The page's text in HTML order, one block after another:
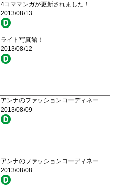
4コママンガが更新されました！
2013/08/13
ライト写真館！
2013/08/12
アンナのファッションコーディネー
2013/08/09
アンナのファッションコーディネー
2013/08/08